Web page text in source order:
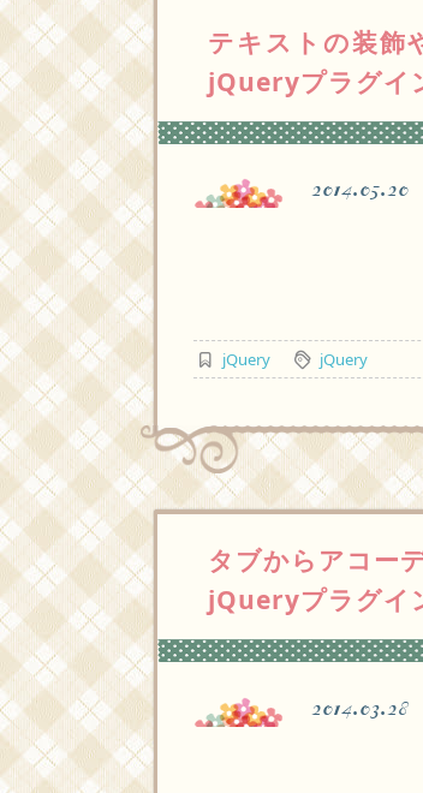
テキストの装飾
jQueryプラグイ
2014.05.20
jQuery jQuery
タブからアコー
jQueryプラグイ
2014.03.28